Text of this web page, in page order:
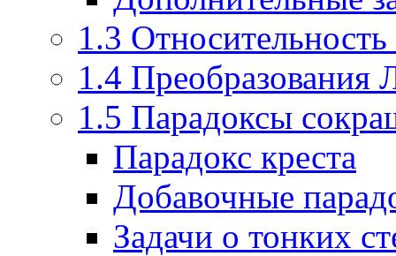
1.3
1.4 Преобразования
1.5 Парадоксы
Парадокс креста
Добавочные
Задачи о тонких